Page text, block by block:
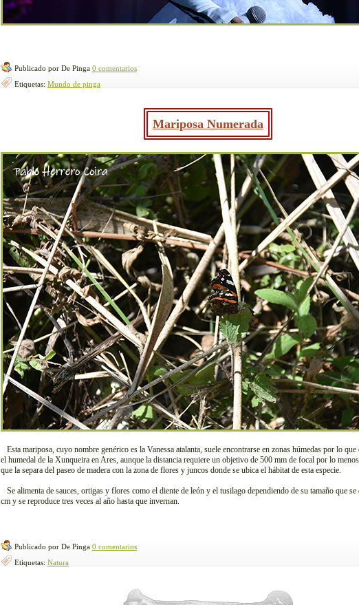
Publicado por De Pinga 0 comentarios
Etiquetas: Mundo de pinga
Mariposa Numerada
Esta mariposa, cuyo nombre genérico es la Vanessa atalanta, suele encontrarse en zonas húmedas por lo
el humedal de la Xunqueira en Ares, aunque la distancia requiere un objetivo de 500 mm de focal por lo
que la separa del paseo de madera con la zona de flores y juncos donde se ubica el hábitat de esta especie.
Se alimenta de sauces, ortigas y flores como el diente de león y el tusilago dependiendo de su tamaño que se
cm y se reproduce tres veces al año hasta que invernan.
Publicado por De Pinga 0 comentarios
Etiquetas: Natura